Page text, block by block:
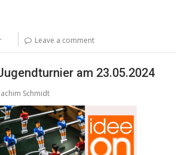
Leave a comment
am 23.05.2024
Schmidt